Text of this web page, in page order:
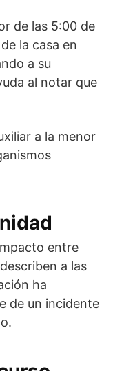
de las 5:00 de
la casa en
a su
al notar que
a la menor
entre
a las
ha
de un incidente